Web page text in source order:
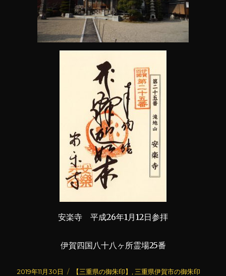
安楽寺 平成26年1月12日参拝
伊賀四国八十八ヶ所霊場25番
投
2019年11月30日
カ【三重県の御朱印】
三重県伊賀市の御朱印